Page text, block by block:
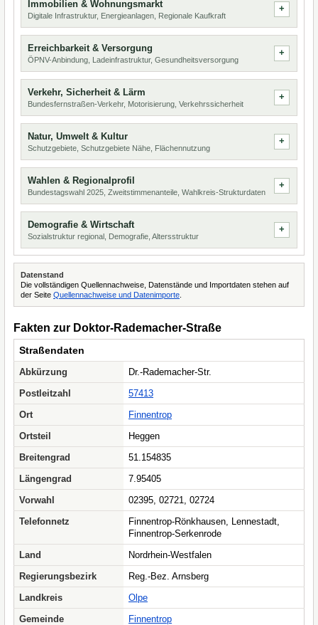
Immobilien & Wohnungsmarkt
Digitale Infrastruktur, Energieanlagen, Regionale Kaufkraft
Erreichbarkeit & Versorgung
ÖPNV-Anbindung, Ladeinfrastruktur, Gesundheitsversorgung
Verkehr, Sicherheit & Lärm
Bundesfernstraßen-Verkehr, Motorisierung, Verkehrssicherheit
Natur, Umwelt & Kultur
Schutzgebiete, Schutzgebiete Nähe, Flächennutzung
Wahlen & Regionalprofil
Bundestagswahl 2025, Zweitstimmenanteile, Wahlkreis-Strukturdaten
Demografie & Wirtschaft
Sozialstruktur regional, Demografie, Altersstruktur
Datenstand
Die vollständigen Quellennachweise, Datenstände und Importdaten stehen auf
der Seite Quellennachweise und Datenimporte
Fakten zur Doktor-Rademacher-Straße
Straßendaten
Abkürzung
Dr.-Rademacher-Str.
Postleitzahl
57413
Ort
Finnentrop
Ortsteil
Heggen
Breitengrad
51.154835
Längengrad
7.95405
Vorwahl
02395, 02721, 02724
Telefonnetz
Finnentrop-Rönkhausen, Lennestadt,
Finnentrop-Serkenrode
Land
Nordrhein-Westfalen
Regierungsbezirk
Reg.-Bez. Arnsberg
Landkreis
Olpe
Gemeinde
Finnentrop